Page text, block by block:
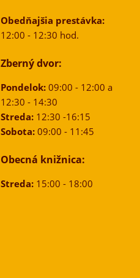
Obedňajšia prestávka:
12:00 - 12:30 hod.
Zberný dvor:
Pondelok:09:00 - 12:00 a
12:30 - 14:30
Streda:12:30 -16:15
Sobota:09:00 - 11:45
Obecná knižnica:
Streda:15:00 - 18:00